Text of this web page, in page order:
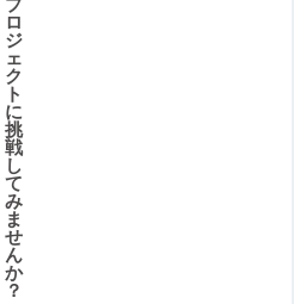
ロ
ジ
ェ
ク
ト
に
挑
戦
し
て
み
ま
せ
ん
か
？